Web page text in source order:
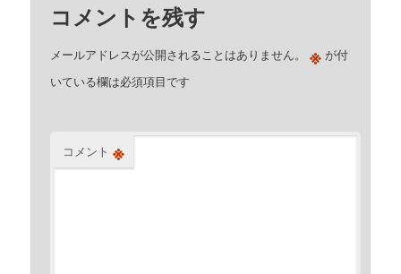
コメントを残す
メールアドレスが公開されることはありません。 ※ が付
いている欄は必須項目です
コメント ※